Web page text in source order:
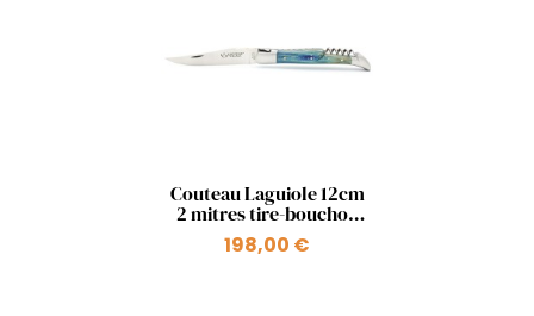
Aperçu rapide
Couteau Laguiole 12cm
2 mitres tire-bouchon
en hêtre bleu roi
198,00 €